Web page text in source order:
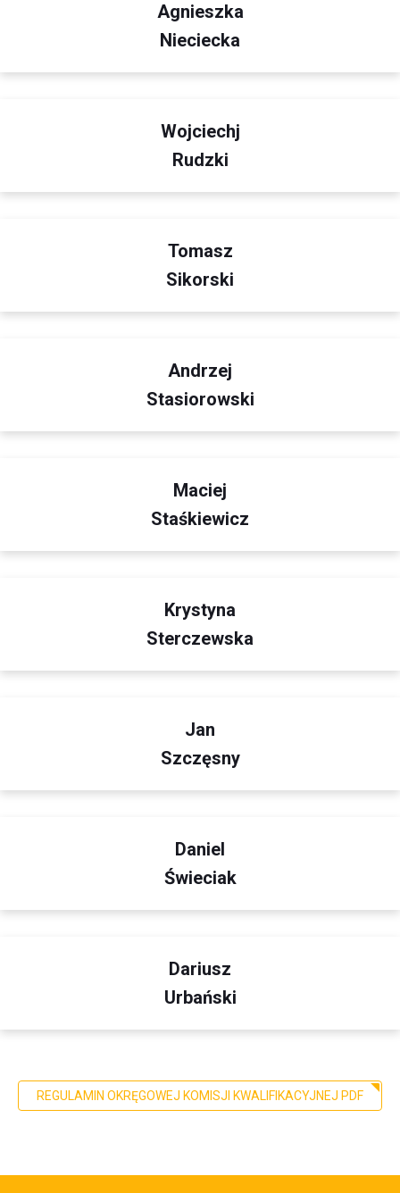
Agnieszka
Nieciecka
Wojciechj
Rudzki
Tomasz
Sikorski
Andrzej
Stasiorowski
Maciej
Staśkiewicz
Krystyna
Sterczewska
Jan
Szczęsny
Daniel
Świeciak
Dariusz
Urbański
REGULAMIN OKRĘGOWEJ KOMISJI KWALIFIKACYJNEJ PDF